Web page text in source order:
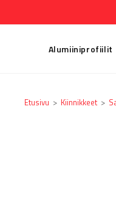
Alumiiniprofiilit
Etusivu > Kiinnikkeet >